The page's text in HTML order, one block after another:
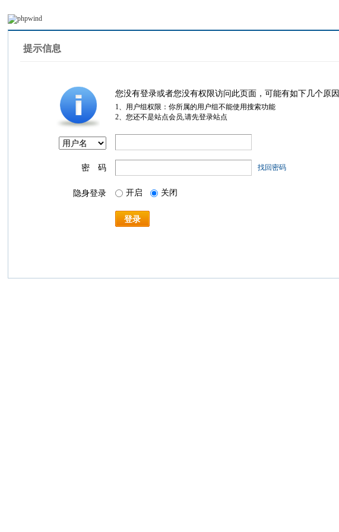
提示信息
您没有登录或者您没有权限访问此页面，可能有如下几个原因
1、用户组权限：你所属的用户组不能使用搜索功能
2、您还不是站点会员,请先登录站点
密 码 找回密码
隐身登录 开启 关闭
登录